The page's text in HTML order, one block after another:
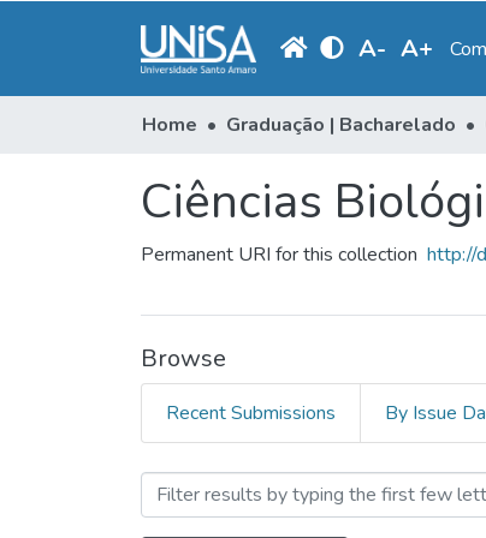
A- A+
Home Graduação | Bacharelado
Ciências
Permanent URI for this collection http://
Browse
Recent Submissions By Issue
Browsing Ciências